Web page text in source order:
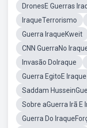
DronesE Guerras
IraqueTerrorismo
Guerra IraqueKweit
CNN GuerraNo
Invasão DoIraque
Guerra EgitoE Iraque
Saddam
Sobre aGuerra Irã E
Guerra Do